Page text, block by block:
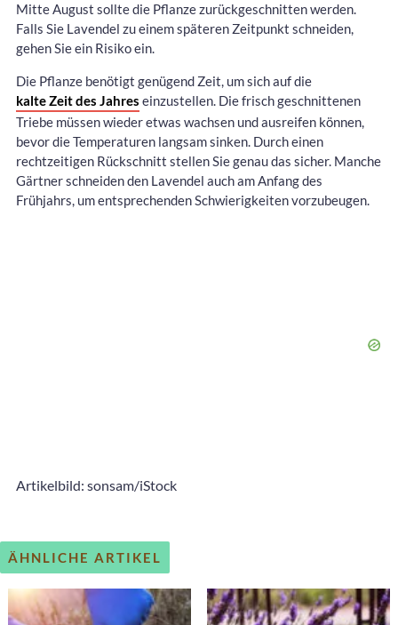
Mitte August sollte die Pflanze zurückgeschnitten werden.
Falls Sie Lavendel zu einem späteren Zeitpunkt schneiden,
gehen Sie ein Risiko ein.
Die Pflanze benötigt genügend Zeit, um sich auf die
kalte Zeit des Jahres einzustellen. Die frisch geschnittenen
Triebe müssen wieder etwas wachsen und ausreifen können,
bevor die Temperaturen langsam sinken. Durch einen
rechtzeitigen Rückschnitt stellen Sie genau das sicher. Manche
Gärtner schneiden den Lavendel auch am Anfang des
Frühjahrs, um entsprechenden Schwierigkeiten vorzubeugen.
Artikelbild: sonsam/iStock
ÄHNLICHE ARTIKEL